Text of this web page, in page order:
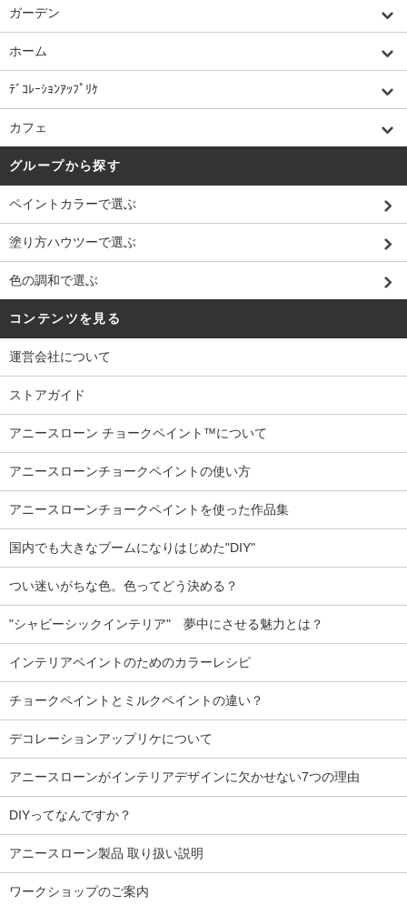
ガーデン
ホーム
ﾃﾞｺﾚｰｼｮﾝｱｯﾌﾟﾘｹ
カフェ
グループから探す
ペイントカラーで選ぶ
塗り方ハウツーで選ぶ
色の調和で選ぶ
コンテンツを見る
運営会社について
ストアガイド
アニースローン チョークペイント™について
アニースローンチョークペイントの使い方
アニースローンチョークペイントを使った作品集
国内でも大きなブームになりはじめた"DIY"
つい迷いがちな色。色ってどう決める？
"シャビーシックインテリア" 夢中にさせる魅力とは？
インテリアペイントのためのカラーレシピ
チョークペイントとミルクペイントの違い？
デコレーションアップリケについて
アニースローンがインテリアデザインに欠かせない7つの理由
DIYってなんですか？
アニースローン製品 取り扱い説明
ワークショップのご案内